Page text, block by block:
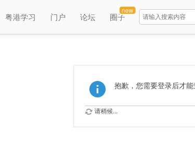
粤港学习 门户 论坛 圈子
new
抱歉，您需要登录后才
请稍候...